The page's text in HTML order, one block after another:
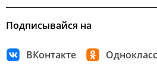
Подписывайся на
ВКонтакте